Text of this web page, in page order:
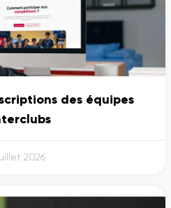
des équipes
2026